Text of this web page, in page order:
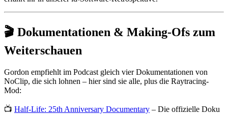
🎬 Dokumentationen & Making-Ofs zum
Weiterschauen
Gordon empfiehlt im Podcast gleich vier Dokumentationen von
NoClip, die sich lohnen – hier sind sie alle, plus die Raytracing-
Mod:
📺 Half-Life: 25th Anniversary Documentary – Die offizielle Doku